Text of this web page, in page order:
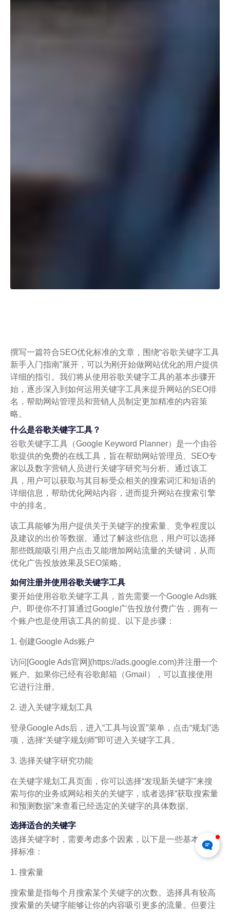
撰写一篇符合SEO优化标准的文章，围绕“谷歌关键字工具
新手入门指南”展开，可以为刚开始做网站优化的用户提供
详细的指引。我们将从使用谷歌关键字工具的基本步骤开
始，逐步深入到如何运用关键字工具来提升网站的SEO排
名，帮助网站管理员和营销人员制定更加精准的内容策
略。
什么是谷歌关键字工具？
谷歌关键字工具（Google Keyword Planner）是一个由谷
歌提供的免费的在线工具，旨在帮助网站管理员、SEO专
家以及数字营销人员进行关键字研究与分析。通过该工
具，用户可以获取与其目标受众相关的搜索词汇和短语的
详细信息，帮助优化网站内容，进而提升网站在搜索引擎
中的排名。
该工具能够为用户提供关于关键字的搜索量、竞争程度以
及建议的出价等数据。通过了解这些信息，用户可以选择
那些既能吸引用户点击又能增加网站流量的关键词，从而
优化广告投放效果及SEO策略。
如何注册并使用谷歌关键字工具
要开始使用谷歌关键字工具，首先需要一个Google Ads账
户。即使你不打算通过Google广告投放付费广告，拥有一
个账户也是使用该工具的前提。以下是步骤：
1. 创建Google Ads账户
访问[Google Ads官网](https://ads.google.com)并注册一个
账户。如果你已经有谷歌邮箱（Gmail），可以直接使用
它进行注册。
2. 进入关键字规划工具
登录Google Ads后，进入“工具与设置”菜单，点击“规划”选
项，选择“关键字规划师”即可进入关键字工具。
3. 选择关键字研究功能
在关键字规划工具页面，你可以选择“发现新关键字”来搜
索与你的业务或网站相关的关键字，或者选择“获取搜索量
和预测数据”来查看已经选定的关键字的具体数据。
选择适合的关键字
选择关键字时，需要考虑多个因素，以下是一些基本的选
择标准：
1. 搜索量
搜索量是指每个月搜索某个关键字的次数。选择具有较高
搜索量的关键字能够让你的内容吸引更多的流量。但要注